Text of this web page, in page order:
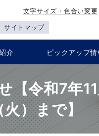
文字サイズ・色合い変更
サイトマップ
介 ピックアップ情
【令和7年
火）まで】